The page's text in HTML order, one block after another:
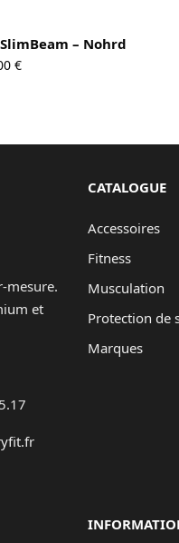
– Nohrd
€Plage de
2419,00 €
mesure.
et
CATALOGUE
Accessoires
Fitness
Musculation
Protection de
Marques